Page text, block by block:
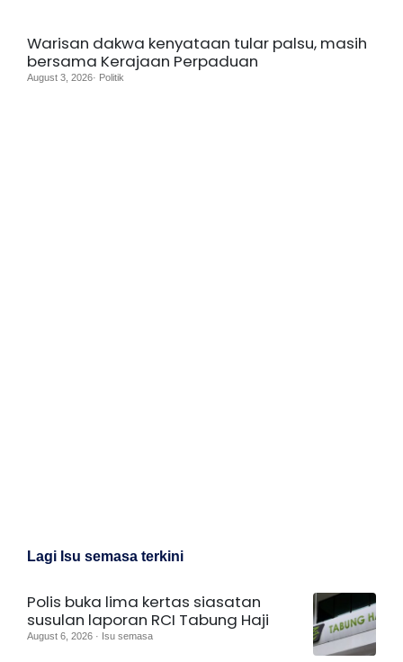
Warisan dakwa kenyataan tular palsu, masih
bersama Kerajaan Perpaduan
August 3, 2026· Politik
Lagi Isu semasa terkini
Polis buka lima kertas siasatan
susulan laporan RCI Tabung Haji
August 6, 2026 · Isu semasa